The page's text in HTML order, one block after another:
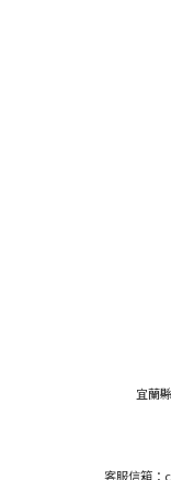
宜蘭
客服信箱